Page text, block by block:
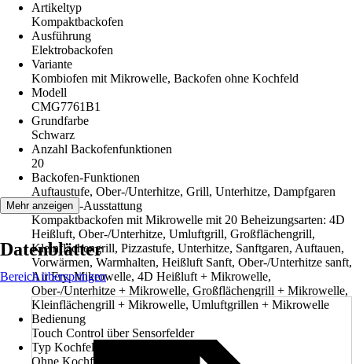
Artikeltyp
Kompaktbackofen
Ausführung
Elektrobackofen
Variante
Kombiofen mit Mikrowelle, Backofen ohne Kochfeld
Modell
CMG7761B1
Grundfarbe
Schwarz
Anzahl Backofenfunktionen
20
Backofen-Funktionen
Auftaustufe, Ober-/Unterhitze, Grill, Unterhitze, Dampfgaren
Backofen-Ausstattung
Kompaktbackofen mit Mikrowelle mit 20 Beheizungsarten: 4D
Heißluft, Ober-/Unterhitze, Umluftgrill, Großflächengrill,
Kleinflächengrill, Pizzastufe, Unterhitze, Sanftgaren, Auftauen,
Vorwärmen, Warmhalten, Heißluft Sanft, Ober-/Unterhitze sanft,
Air Fry, Mikrowelle, 4D Heißluft + Mikrowelle,
Ober-/Unterhitze + Mikrowelle, Großflächengrill + Mikrowelle,
Kleinflächengrill + Mikrowelle, Umluftgrillen + Mikrowelle
Bedienung
Touch Control über Sensorfelder
Typ Kochfeld
Ohne Kochfeld
Mehr anzeigen
Datenblätter
Bereich überspringen